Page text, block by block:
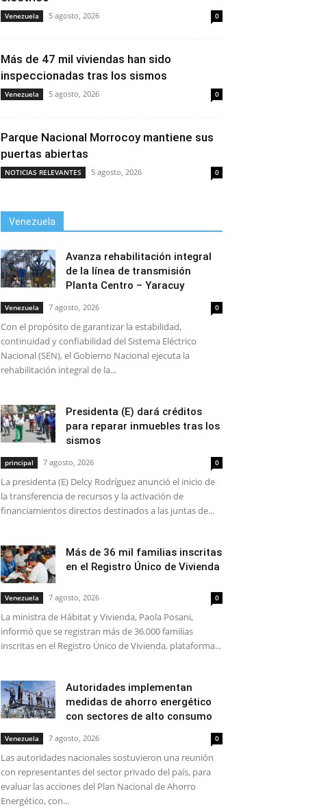
Venezuela 5 agosto, 2026 0
Más de 47 mil viviendas han sido
inspeccionadas tras los sismos
Venezuela 5 agosto, 2026 0
Parque Nacional Morrocoy mantiene sus
puertas abiertas
NOTICIAS RELEVANTES 5 agosto, 2026 0
Venezuela
Avanza rehabilitación integral
de la línea de transmisión
Planta Centro – Yaracuy
Venezuela 7 agosto, 2026 0
Con el propósito de garantizar la estabilidad,
continuidad y confiabilidad del Sistema Eléctrico
Nacional (SEN), el Gobierno Nacional ejecuta la
rehabilitación integral de la...
Presidenta (E) dará créditos
para reparar inmuebles tras los
sismos
principal 7 agosto, 2026 0
La presidenta (E) Delcy Rodríguez anunció el inicio de
la transferencia de recursos y la activación de
financiamientos directos destinados a las juntas de...
Más de 36 mil familias inscritas
en el Registro Único de Vivienda
Venezuela 7 agosto, 2026 0
La ministra de Hábitat y Vivienda, Paola Posani,
informó que se registran más de 36.000 familias
inscritas en el Registro Único de Vivienda, plataforma...
Autoridades implementan
medidas de ahorro energético
con sectores de alto consumo
Venezuela 7 agosto, 2026 0
Las autoridades nacionales sostuvieron una reunión
con representantes del sector privado del país, para
evaluar las acciones del Plan Nacional de Ahorro
Energético, con...